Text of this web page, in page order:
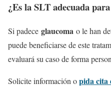
¿Es la SLT adecuada
Si padece glaucoma o le han
puede beneficiarse de este
evaluará su caso de forma
Solicite información opida cita